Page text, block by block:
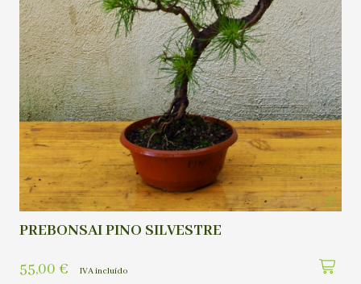
PREBONSAI PINO SILVESTRE
55,00 € IVA incluído